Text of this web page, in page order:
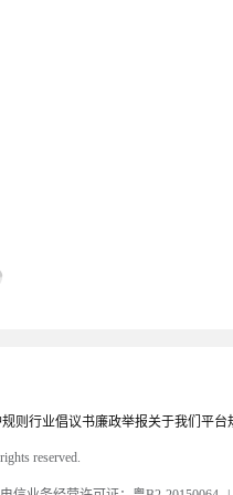
则 行业倡议书廉政举报关于我们 平台
reserved.